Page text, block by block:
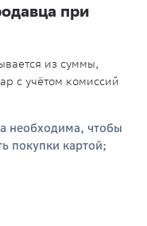
при
из суммы,
с учётом комиссий
необходима, чтобы
покупки картой;